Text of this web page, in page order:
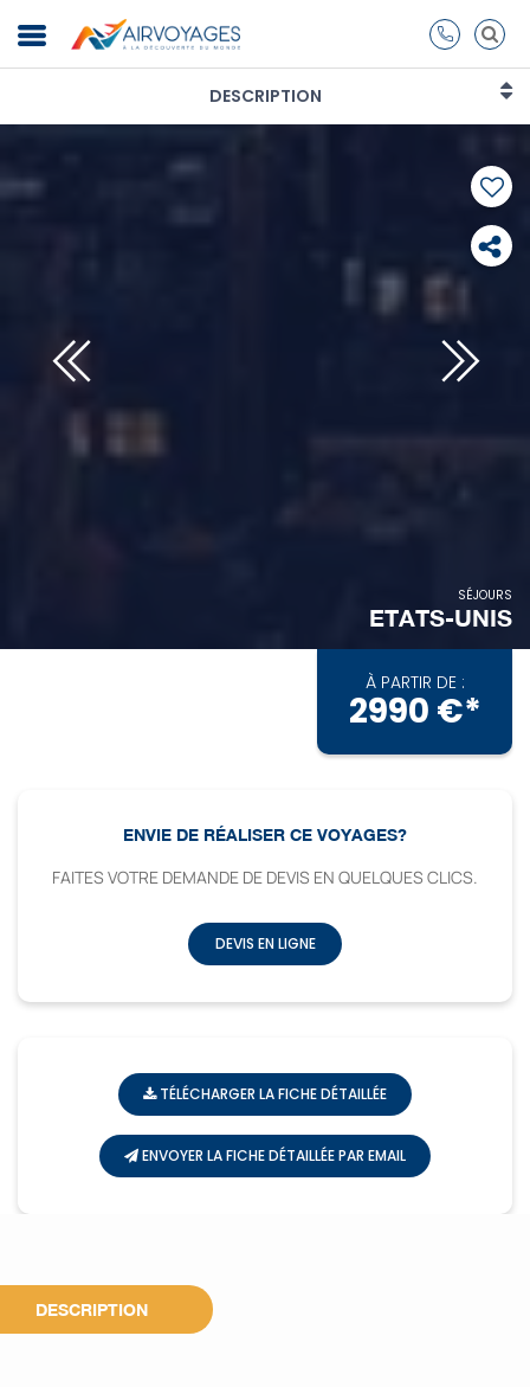
DESCRIPTION
SÉJOURS
ETATS-UNIS
À PARTIR DE :
2990 €*
ENVIE DE RÉALISER CE VOYAGES?
FAITES VOTRE DEMANDE DE DEVIS EN QUELQUES CLICS.
DEVIS EN LIGNE
TÉLÉCHARGER LA FICHE DÉTAILLÉE
ENVOYER LA FICHE DÉTAILLÉE PAR EMAIL
DESCRIPTION